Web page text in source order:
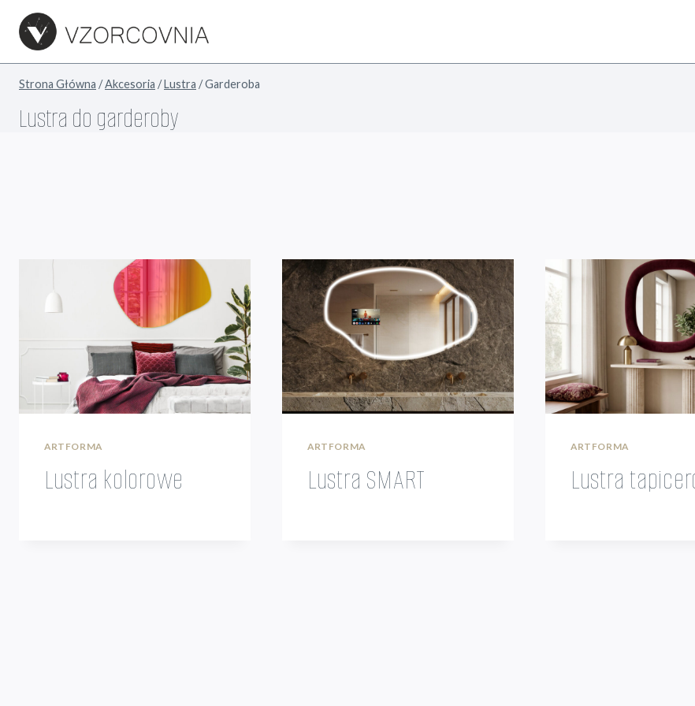
Przejdź
treści
Strona Główna /Akcesoria /Lustra /Garderoba
Lustra do garderoby
ARTFORMA
Lustra kolorowe
ARTFORMA
Lustra SMART
ARTFORMA
Lustra